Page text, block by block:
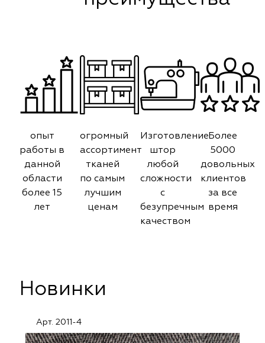
опыт
работы в
данной
области
более 15
лет
огромный
ассортимент
тканей
по самым
лучшим
ценам
Изготовление
штор
любой
сложности
с
безупречным
качеством
Более
5000
довольных
клиентов
за все
время
Новинки
Арт. 2011-4